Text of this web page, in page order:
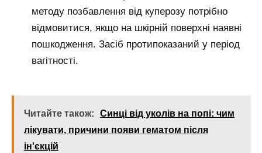
методу позбавлення від куперозу потрібно
відмовитися, якщо на шкірній поверхні наявні
пошкодження. Засіб протипоказаний у період
вагітності.
Читайте також:
Синці від уколів на попі: чим
лікувати, причини появи гематом після
ін'єкцій